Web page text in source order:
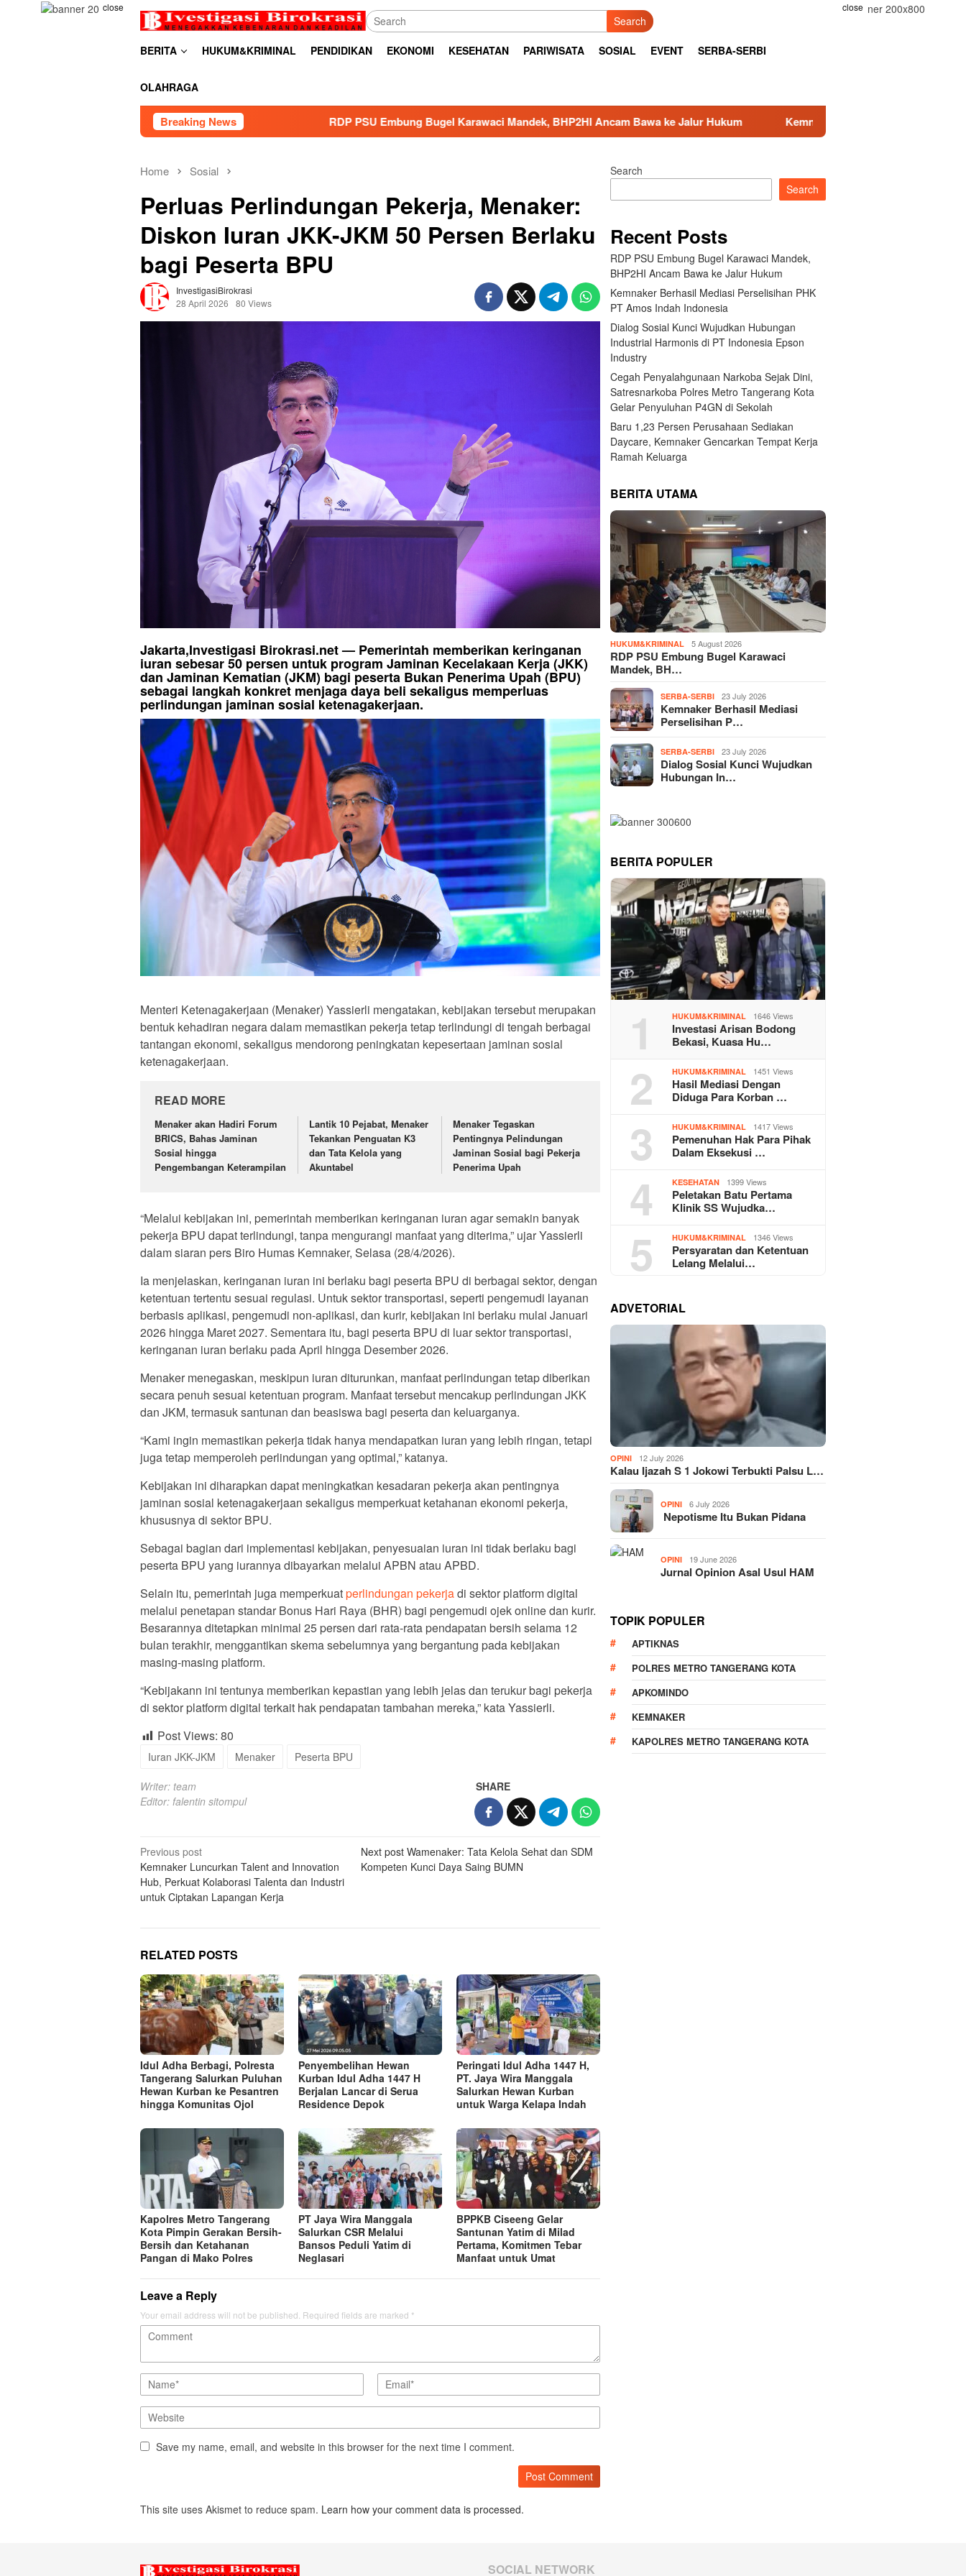
close close
Search
BERITA HUKUM&KRIMINAL PENDIDIKAN EKONOMI KESEHATAN PARIWISATA SOSIAL EVENT SERBA-SERBI
OLAHRAGA
Breaking NewsRDP PSU Embung Bugel Karawaci Mandek, BHP2HI Ancam Bawa ke Jalur Hukum Kemnaker Berhasil Mediasi Perselisihan PHK PT Amos
Home Sosial
Perluas Perlindungan Pekerja, Menaker:
Diskon Iuran JKK-JKM 50 Persen Berlaku
bagi Peserta BPU
InvestigasiBirokrasi
28 April 2026
80 Views
Jakarta,Investigasi Birokrasi.net — Pemerintah memberikan keringanan
iuran sebesar 50 persen untuk program Jaminan Kecelakaan Kerja (JKK)
dan Jaminan Kematian (JKM) bagi peserta Bukan Penerima Upah (BPU)
sebagai langkah konkret menjaga daya beli sekaligus memperluas
perlindungan jaminan sosial ketenagakerjaan.
Menteri Ketenagakerjaan (Menaker) Yassierli mengatakan, kebijakan tersebut merupakan
bentuk kehadiran negara dalam memastikan pekerja tetap terlindungi di tengah berbagai
tantangan ekonomi, sekaligus mendorong peningkatan kepesertaan jaminan sosial
ketenagakerjaan.
READ MORE
Menaker akan Hadiri Forum
BRICS, Bahas Jaminan
Sosial hingga
Pengembangan Keterampilan
Lantik 10 Pejabat, Menaker
Tekankan Penguatan K3
dan Tata Kelola yang
Akuntabel
Menaker Tegaskan
Pentingnya Pelindungan
Jaminan Sosial bagi Pekerja
Penerima Upah
“Melalui kebijakan ini, pemerintah memberikan keringanan iuran agar semakin banyak
pekerja BPU dapat terlindungi, tanpa mengurangi manfaat yang diterima,” ujar Yassierli
dalam siaran pers Biro Humas Kemnaker, Selasa (28/4/2026).
Ia menjelaskan, keringanan iuran ini berlaku bagi peserta BPU di berbagai sektor, dengan
ketentuan tertentu sesuai regulasi. Untuk sektor transportasi, seperti pengemudi layanan
berbasis aplikasi, pengemudi non-aplikasi, dan kurir, kebijakan ini berlaku mulai Januari
2026 hingga Maret 2027. Sementara itu, bagi peserta BPU di luar sektor transportasi,
keringanan iuran berlaku pada April hingga Desember 2026.
Menaker menegaskan, meskipun iuran diturunkan, manfaat perlindungan tetap diberikan
secara penuh sesuai ketentuan program. Manfaat tersebut mencakup perlindungan JKK
dan JKM, termasuk santunan dan beasiswa bagi peserta dan keluarganya.
“Kami ingin memastikan pekerja tidak hanya mendapatkan iuran yang lebih ringan, tetapi
juga tetap memperoleh perlindungan yang optimal,” katanya.
Kebijakan ini diharapkan dapat meningkatkan kesadaran pekerja akan pentingnya
jaminan sosial ketenagakerjaan sekaligus memperkuat ketahanan ekonomi pekerja,
khususnya di sektor BPU.
Sebagai bagian dari implementasi kebijakan, penyesuaian iuran ini tidak berlaku bagi
peserta BPU yang iurannya dibayarkan melalui APBN atau APBD.
Selain itu, pemerintah juga memperkuatperlindungan pekerjadi sektor platform digital
melalui penetapan standar Bonus Hari Raya (BHR) bagi pengemudi ojek online dan kurir.
Besarannya ditetapkan minimal 25 persen dari rata-rata pendapatan bersih selama 12
bulan terakhir, menggantikan skema sebelumnya yang bergantung pada kebijakan
masing-masing platform.
“Kebijakann ini tentunya memberikan kepastian yang lebih jelas dan terukur bagi pekerja
di sektor platform digital terkait hak pendapatan tambahan mereka,” kata Yassierli.
Post Views: 80
Iuran JKK-JKM Menaker Peserta BPU
Writer: team
Editor: falentin sitompul
SHARE
Post
navigation
Previous post
Kemnaker Luncurkan Talent and Innovation
Hub, Perkuat Kolaborasi Talenta dan Industri
untuk Ciptakan Lapangan Kerja
Next post Wamenaker: Tata Kelola Sehat dan SDM
Kompeten Kunci Daya Saing BUMN
RELATED POSTS
Idul Adha Berbagi, Polresta
Tangerang Salurkan Puluhan
Hewan Kurban ke Pesantren
hingga Komunitas Ojol
Penyembelihan Hewan
Kurban Idul Adha 1447 H
Berjalan Lancar di Serua
Residence Depok
Peringati Idul Adha 1447 H,
PT. Jaya Wira Manggala
Salurkan Hewan Kurban
untuk Warga Kelapa Indah
Kapolres Metro Tangerang
Kota Pimpin Gerakan Bersih-
Bersih dan Ketahanan
Pangan di Mako Polres
PT Jaya Wira Manggala
Salurkan CSR Melalui
Bansos Peduli Yatim di
Neglasari
BPPKB Ciseeng Gelar
Santunan Yatim di Milad
Pertama, Komitmen Tebar
Manfaat untuk Umat
Leave a Reply
Your email address will not be published. Required fields are marked *
Save my name, email, and website in this browser for the next time I comment.
This site uses Akismet to reduce spam. Learn how your comment data is processed.
Search
Search
Recent Posts
RDP PSU Embung Bugel Karawaci Mandek,
BHP2HI Ancam Bawa ke Jalur Hukum
Kemnaker Berhasil Mediasi Perselisihan PHK
PT Amos Indah Indonesia
Dialog Sosial Kunci Wujudkan Hubungan
Industrial Harmonis di PT Indonesia Epson
Industry
Cegah Penyalahgunaan Narkoba Sejak Dini,
Satresnarkoba Polres Metro Tangerang Kota
Gelar Penyuluhan P4GN di Sekolah
Baru 1,23 Persen Perusahaan Sediakan
Daycare, Kemnaker Gencarkan Tempat Kerja
Ramah Keluarga
BERITA UTAMA
HUKUM&KRIMINAL 5 August 2026
RDP PSU Embung Bugel Karawaci
Mandek, BH…
SERBA-SERBI 23 July 2026
Kemnaker Berhasil Mediasi
Perselisihan P…
SERBA-SERBI 23 July 2026
Dialog Sosial Kunci Wujudkan
Hubungan In…
BERITA POPULER
1 HUKUM&KRIMINAL 1646 Views
Investasi Arisan Bodong
Bekasi, Kuasa Hu…
2 HUKUM&KRIMINAL 1451 Views
Hasil Mediasi Dengan
Diduga Para Korban …
3 HUKUM&KRIMINAL 1417 Views
Pemenuhan Hak Para Pihak
Dalam Eksekusi …
4 KESEHATAN 1399 Views
Peletakan Batu Pertama
Klinik SS Wujudka…
5 HUKUM&KRIMINAL 1346 Views
Persyaratan dan Ketentuan
Lelang Melalui…
ADVETORIAL
OPINI 12 July 2026
Kalau Ijazah S 1 Jokowi Terbukti Palsu L…
OPINI 6 July 2026
Nepotisme Itu Bukan Pidana
OPINI 19 June 2026
Jurnal Opinion Asal Usul HAM
TOPIK POPULER
APTIKNAS
POLRES METRO TANGERANG KOTA
APKOMINDO
KEMNAKER
KAPOLRES METRO TANGERANG KOTA
SOCIAL NETWORK